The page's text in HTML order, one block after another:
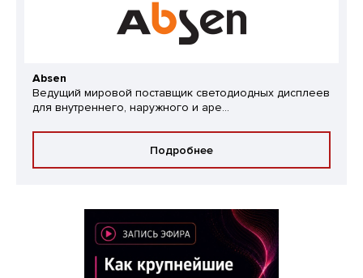
Absen
Ведущий мировой поставщик светодиодных дисплеев
для внутреннего, наружного и аре...
Подробнее